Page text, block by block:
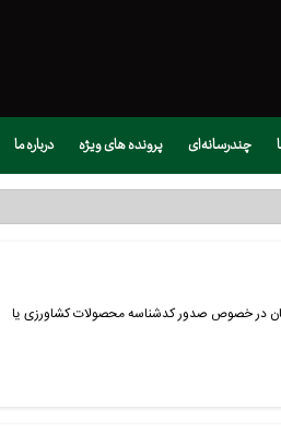
چندرسانه‌ای پرونده های ویژه درباره ما
در خصوص صدور کدشناسه محصولات کشاورزی یا